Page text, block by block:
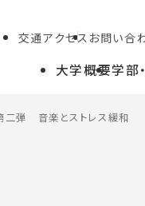
交通アクセス お問い合
大学概要学部
二弾 音楽とストレス緩和